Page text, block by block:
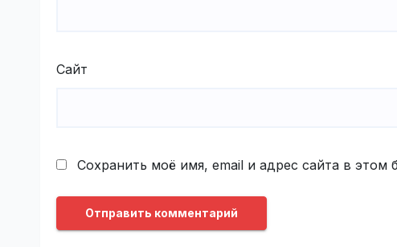
Сайт
Сохранить моё имя, email и адрес сайта в